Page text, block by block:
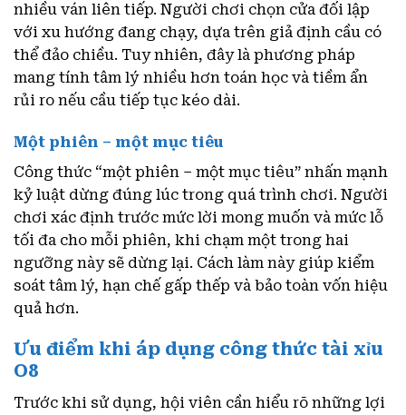
nhiều ván liên tiếp. Người chơi chọn cửa đối lập
với xu hướng đang chạy, dựa trên giả định cầu có
thể đảo chiều. Tuy nhiên, đây là phương pháp
mang tính tâm lý nhiều hơn toán học và tiềm ẩn
rủi ro nếu cầu tiếp tục kéo dài.
Một phiên – một mục tiêu
Công thức “một phiên – một mục tiêu” nhấn mạnh
kỷ luật dừng đúng lúc trong quá trình chơi. Người
chơi xác định trước mức lời mong muốn và mức lỗ
tối đa cho mỗi phiên, khi chạm một trong hai
ngưỡng này sẽ dừng lại. Cách làm này giúp kiểm
soát tâm lý, hạn chế gấp thếp và bảo toàn vốn hiệu
quả hơn.
Ưu điểm khi áp dụng công thức tài xỉu
O8
Trước khi sử dụng, hội viên cần hiểu rõ những lợi